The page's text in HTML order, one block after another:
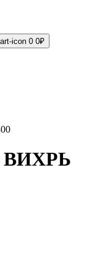
0 0₽
ВИХРЬ